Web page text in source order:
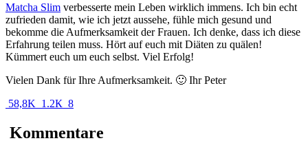
Matcha Slim verbesserte mein Leben wirklich immens. Ich bin echt
zufrieden damit, wie ich jetzt aussehe, fühle mich gesund und
bekomme die Aufmerksamkeit der Frauen. Ich denke, dass ich diese
Erfahrung teilen muss. Hört auf euch mit Diäten zu quälen!
Kümmert euch um euch selbst. Viel Erfolg!
Vielen Dank für Ihre Aufmerksamkeit. 🙂 Ihr Peter
58,8K 1.2К 8
Kommentare